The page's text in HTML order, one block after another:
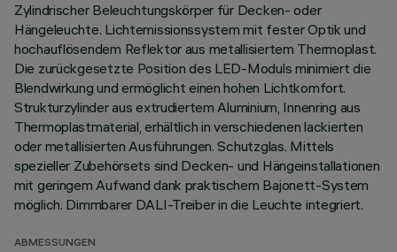
Zylindrischer Beleuchtungskörper für Decken- oder
Hängeleuchte. Lichtemissionssystem mit fester Optik und
hochauflösendem Reflektor aus metallisiertem Thermoplast.
Die zurückgesetzte Position des LED-Moduls minimiert die
Blendwirkung und ermöglicht einen hohen Lichtkomfort.
Strukturzylinder aus extrudiertem Aluminium, Innenring aus
Thermoplastmaterial, erhältlich in verschiedenen lackierten
oder metallisierten Ausführungen. Schutzglas. Mittels
spezieller Zubehörsets sind Decken- und Hängeinstallationen
mit geringem Aufwand dank praktischem Bajonett-System
möglich. Dimmbarer DALI-Treiber in die Leuchte integriert.
ABMESSUNGEN